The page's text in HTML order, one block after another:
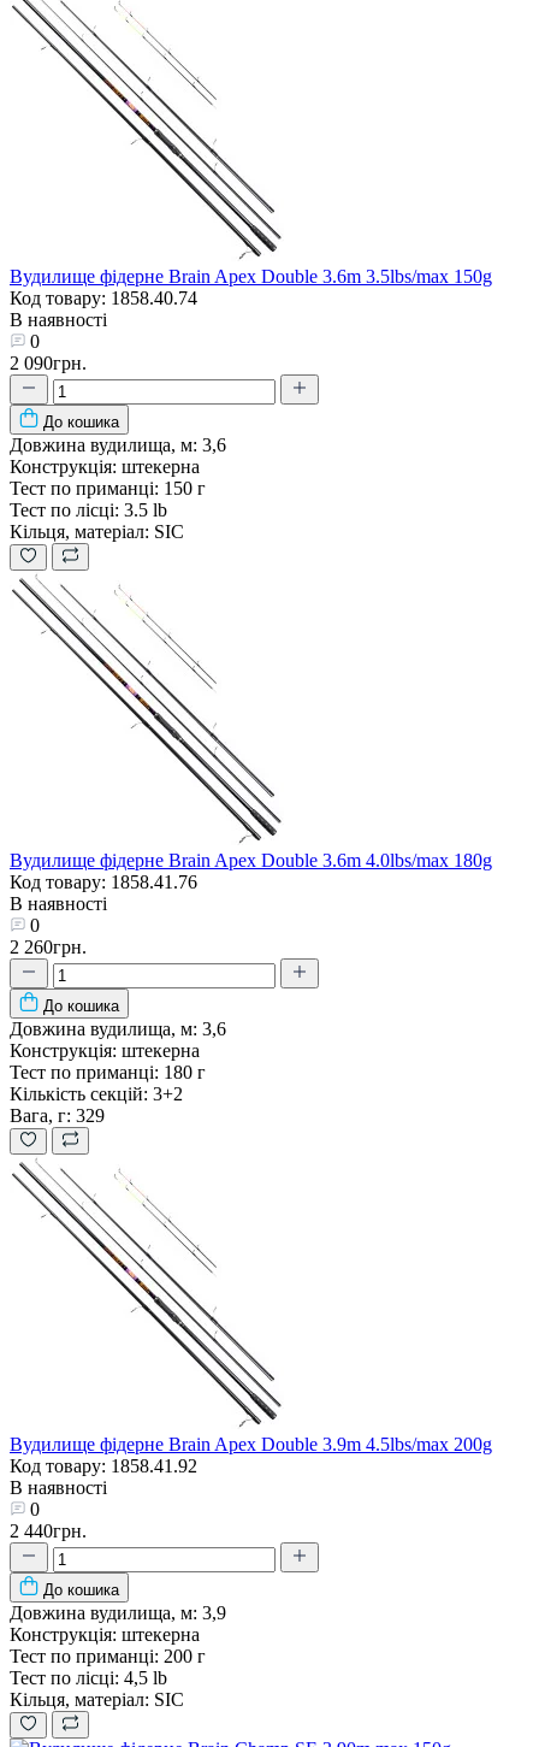
Вудилище фідерне Brain Apex Double 3.6m 3.5lbs/max 150g
Код товару: 1858.40.74
В наявності
0
2 090грн.
До кошика
Довжина вудилища, м: 3,6
Конструкція: штекерна
Тест по приманці: 150 г
Тест по лісці: 3.5 lb
Кільця, матеріал: SIC
Вудилище фідерне Brain Apex Double 3.6m 4.0lbs/max 180g
Код товару: 1858.41.76
В наявності
0
2 260грн.
До кошика
Довжина вудилища, м: 3,6
Конструкція: штекерна
Тест по приманці: 180 г
Кількість секцій: 3+2
Вага, г: 329
Вудилище фідерне Brain Apex Double 3.9m 4.5lbs/max 200g
Код товару: 1858.41.92
В наявності
0
2 440грн.
До кошика
Довжина вудилища, м: 3,9
Конструкція: штекерна
Тест по приманці: 200 г
Тест по лісці: 4,5 lb
Кільця, матеріал: SIC